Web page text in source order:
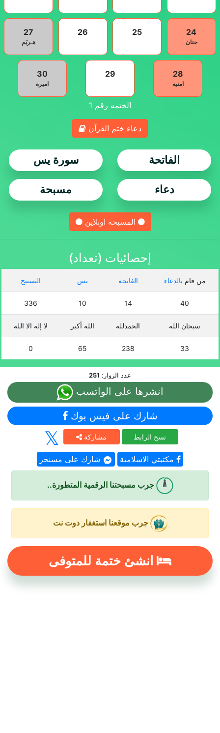
24
حنان
25
26
27
مَـريَم
28
امنيه
29
30
اميره
الختمه رقم 1
دعاء ختم القرآن
الفاتحة سورة يس
دعاء مسبحة
المسبحة اونلاين
إحصائيات (تعداد)
من قام بالدعاء الفاتحة يس التسبيح
40
14
10
336
سبحان الله الحمدلله الله أكبر لا إله الا الله
33
238
65
0
عدد الزوار: 251
انشرها على الواتسب
شارك على فيس بوك
مشاركة نسخ الرابط
شارك على مسنجر مكتبتي الاسلامية
جرب مسبحتنا الرقمية المتطورة..
جرب موقعنا استغفار دوت نت